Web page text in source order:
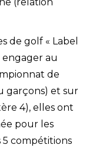
(relation
de golf « Label
au
de
garçons) et sur
4), elles ont
pour les
compétitions